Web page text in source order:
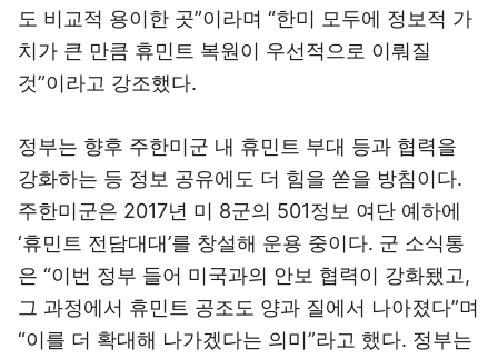
도 비교적 용이한 곳”이라며 “한미 모두에 정보적 가
치가 큰 만큼 휴민트 복원이 우선적으로 이뤄질
것”이라고 강조했다.
정부는 향후 주한미군 내 휴민트 부대 등과 협력을
강화하는 등 정보 공유에도 더 힘을 쏟을 방침이다.
주한미군은 2017년 미 8군의 501정보 여단 예하에
‘휴민트 전담대대’를 창설해 운용 중이다. 군 소식통
은 “이번 정부 들어 미국과의 안보 협력이 강화됐고,
그 과정에서 휴민트 공조도 양과 질에서 나아졌다”며
“이를 더 확대해 나가겠다는 의미”라고 했다. 정부는